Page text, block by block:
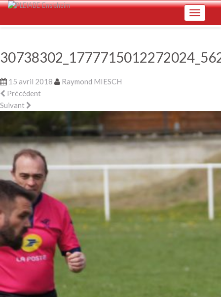
Skip
Toggle
15 avril 2018
Raymond MIESCH
Précédent
Suivant